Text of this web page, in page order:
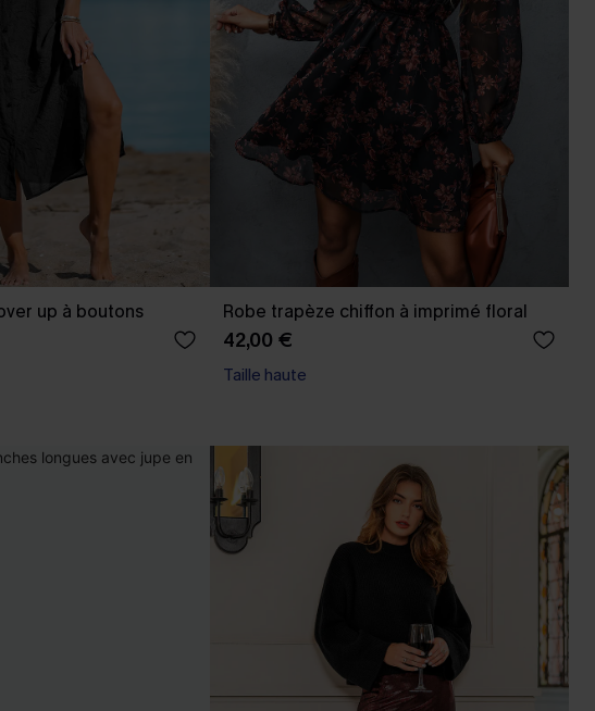
up à boutons Robe trapèze chiffon à imprimé floral
42,00 €
Taille haute